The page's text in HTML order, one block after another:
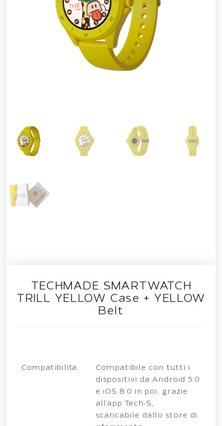
TECHMADE SMARTWATCH
TRILL YELLOW Case + YELLOW
Belt
Compatibilità:
Compatibile con tutti i
dispositivi da Android 5.0
e iOS 8.0 in poi, grazie
all’app Tech-S,
scaricabile dallo store di